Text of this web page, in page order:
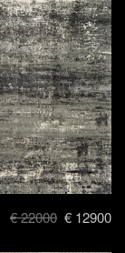
€ 22000 € 12900